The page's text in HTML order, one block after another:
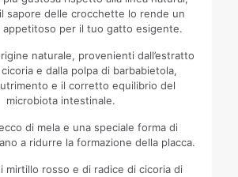
sapore delle crocchette lo rende un
appetitoso per il tuo gatto esigente.
naturale, provenienti dall’estratto
e dalla polpa di barbabietola,
e il corretto equilibrio del
microbiota intestinale.
di mela e una speciale forma di
a ridurre la formazione della placca.
mirtillo rosso e di radice di cicoria di